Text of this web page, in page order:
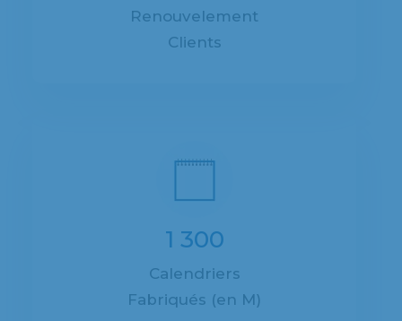
Renouvelement
Clients
1 300
Calendriers
Fabriqués (en M)